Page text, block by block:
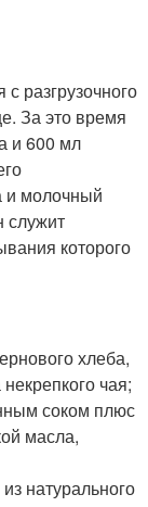
с разгрузочного
За это время
и 600 мл
и молочный
служит
которого
хлеба,
чая;
соком плюс
масла,
натурального